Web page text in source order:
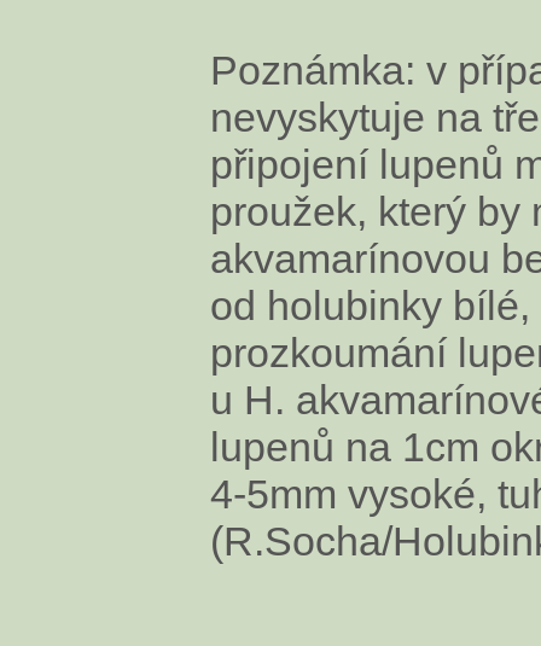
Poznámka: v
nevyskytuje na
připojení lupenů
proužek, který by
akvamarínovou
od holubinky
prozkoumání
u H.
lupenů na 1cm
4-5mm vysoké,
(R.Socha/